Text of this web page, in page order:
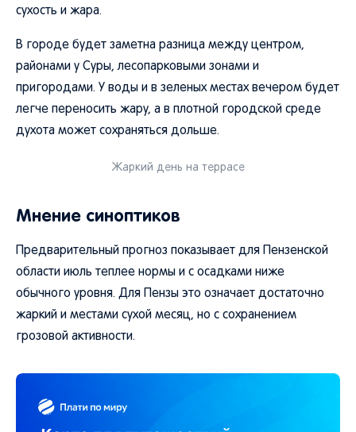
сухость и жара.
В городе будет заметна разница между центром,
районами у Суры, лесопарковыми зонами и
пригородами. У воды и в зеленых местах вечером будет
легче переносить жару, а в плотной городской среде
духота может сохраняться дольше.
Жаркий день на террасе
Мнение синоптиков
Предварительный прогноз показывает для Пензенской
области июль теплее нормы и с осадками ниже
обычного уровня. Для Пензы это означает достаточно
жаркий и местами сухой месяц, но с сохранением
грозовой активности.